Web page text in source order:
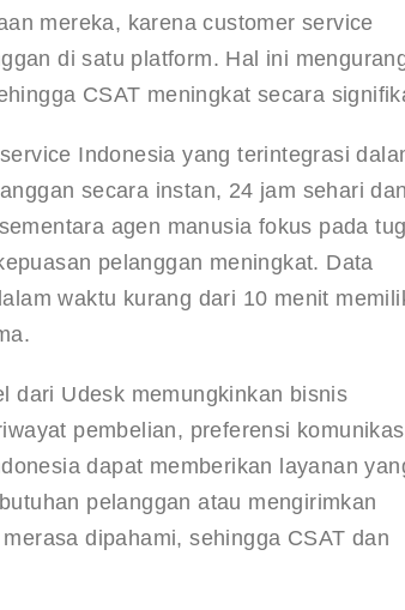
mereka, karena customer service
di satu platform. Hal ini
CSAT meningkat secara
Indonesia yang terintegrasi
secara instan, 24 jam sehari
agen manusia fokus pada
pelanggan meningkat. Data
waktu kurang dari 10 menit
dari Udesk memungkinkan bisnis
pembelian, preferensi
dapat memberikan layanan
pelanggan atau mengirimkan
dipahami, sehingga CSAT dan